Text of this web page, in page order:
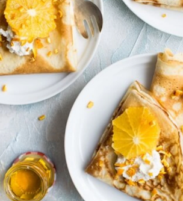
mesi
Da 6 a 11
mesi
Da 11 a 13 anni
Da 14 a 70+ anni
Bambine e donne
Da 0 a 2
mesi